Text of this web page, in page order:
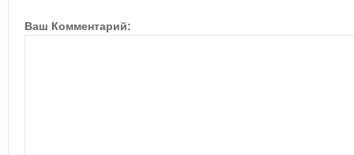
Ваш Комментарий: